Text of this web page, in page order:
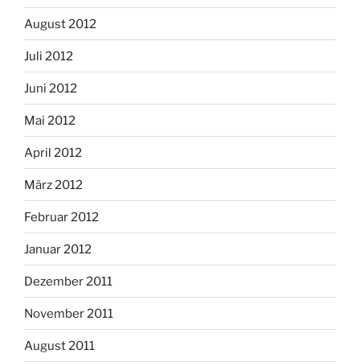
August 2012
Juli 2012
Juni 2012
Mai 2012
April 2012
März 2012
Februar 2012
Januar 2012
Dezember 2011
November 2011
August 2011